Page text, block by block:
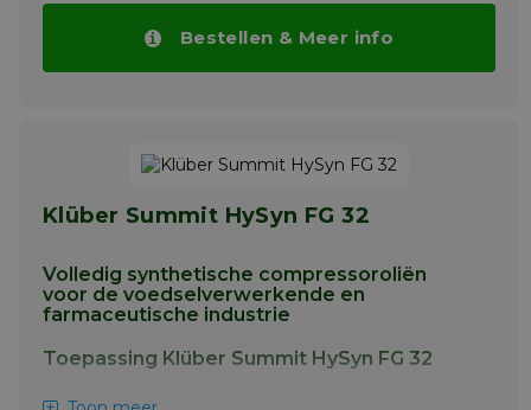
te gebruiken, om problemen door
verontreiniging met smeermiddelen te
glijlagers, hefcilinders, scharnierpunten,
Bestellen & Meer info
Klüber Summit HySyn FG 32
Volledig synthetische compressoroliën
voor de voedselverwerkende en
farmaceutische industrie
Toepassing Klüber Summit HySyn FG 32
Klüber Summit HySyn oliën kunnen worden